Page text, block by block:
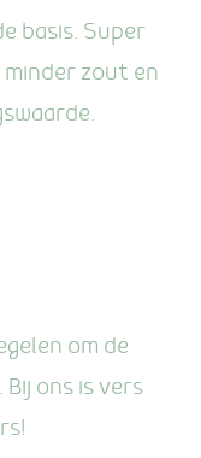
basis. Super
zout en
om de
ons is vers